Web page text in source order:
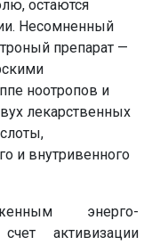
остаются
Несомненный
препарат —
ноотропов и
лекарственных
и внутривенного
энерго-
активизации